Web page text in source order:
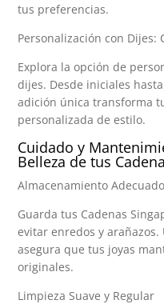
tus preferencias.
Personalización con Dijes:
Explora la opción de
dijes. Desde iniciales
adición única transforma
personalizada de estilo.
Cuidado y
Belleza de tus
Almacenamiento Adecuado
Guarda tus Cadenas
evitar enredos y
asegura que tus joyas
originales.
Limpieza Suave y Regular